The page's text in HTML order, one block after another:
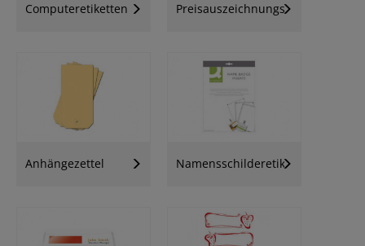
Computeretiketten Preisauszeichnungsetiketten
Anhängezettel Namensschilderetiketten